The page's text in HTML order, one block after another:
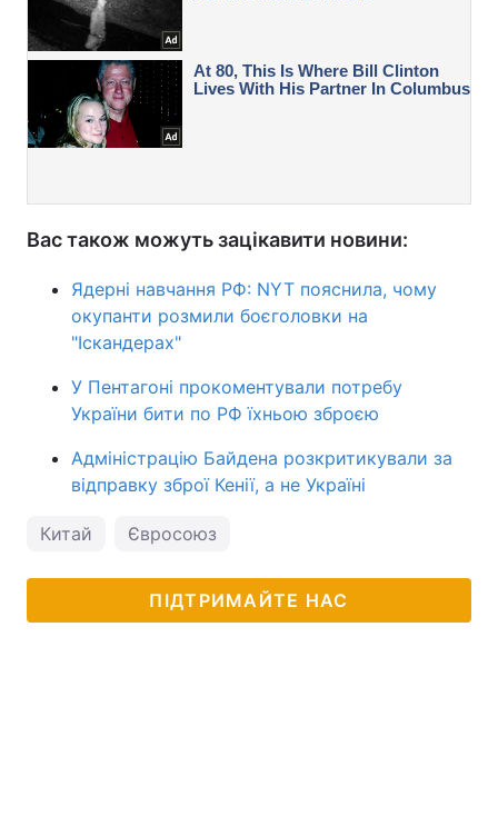
Вас також можуть зацікавити новини:
Ядерні навчання РФ: NYT пояснила, чому
окупанти розмили боєголовки на
"Іскандерах"
У Пентагоні прокоментували потребу
України бити по РФ їхньою зброєю
Адміністрацію Байдена розкритикували за
відправку зброї Кенії, а не Україні
Китай Євросоюз
ПІДТРИМАЙТЕ НАС